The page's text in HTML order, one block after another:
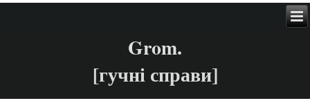
Grom.
[гучні справи]